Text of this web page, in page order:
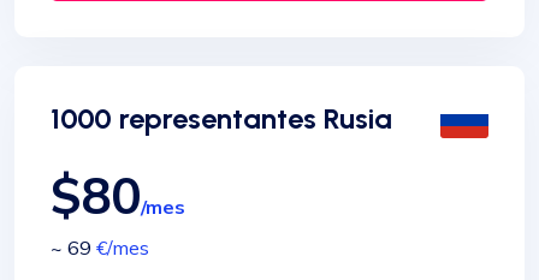
1000 representantes Rusia
$80/mes
~ 69 €/mes